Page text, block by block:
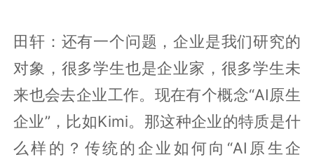
田轩：还有一个问题，企业是我们研究的
对象，很多学生也是企业家，很多学生未
来也会去企业工作。现在有个概念“AI原生
企业”，比如Kimi。那这种企业的特质是什
么样的？传统的企业如何向“AI原生企